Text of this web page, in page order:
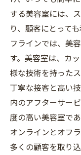
する美容室には、
り、顧客にとって
フラインでは、美
す。美容室は、カ
様な技術を持った
丁寧な接客と高い
内のアフターサー
度の高い美容室で
オンラインとオフ
多くの顧客を取り